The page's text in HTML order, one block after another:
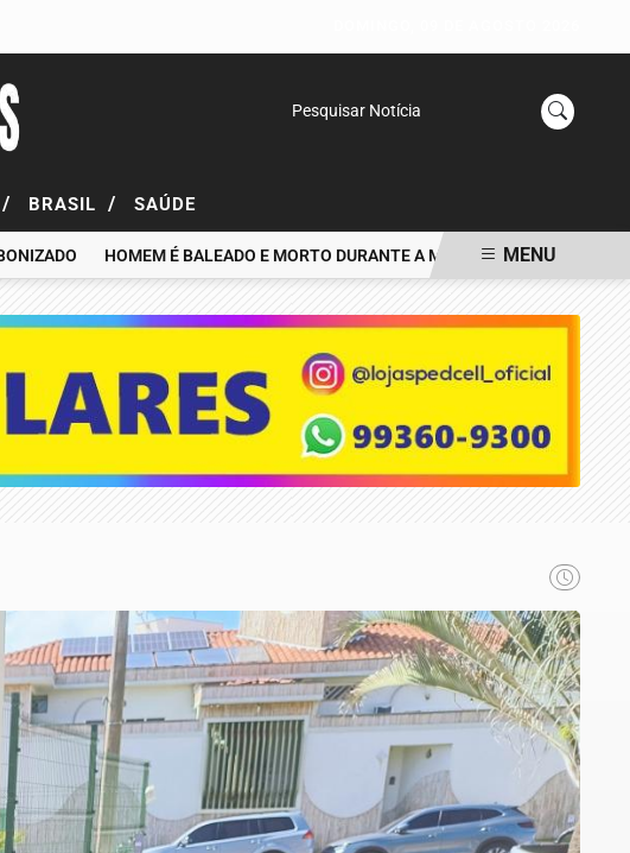
Pesquisar Notícia
/ BRASIL / SAÚDE
HOMEM É BALEADO E MORTO DURANTE A MADRUGADA NO CITY
MENU